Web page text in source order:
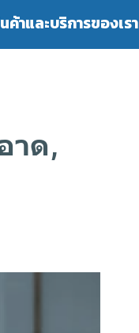
ค้าและบริการของเรา
าด,